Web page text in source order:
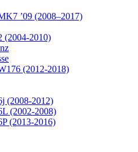
’09 (2008–2017)
(2004-2010)
(2012-2018)
(2008-2012)
(2002-2008)
(2013-2016)